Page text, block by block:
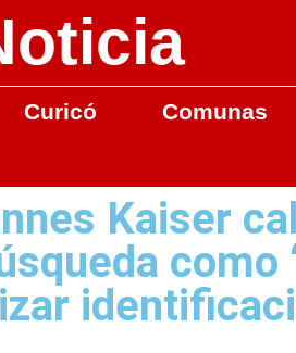
Curicó Comunas
Kaiser
como